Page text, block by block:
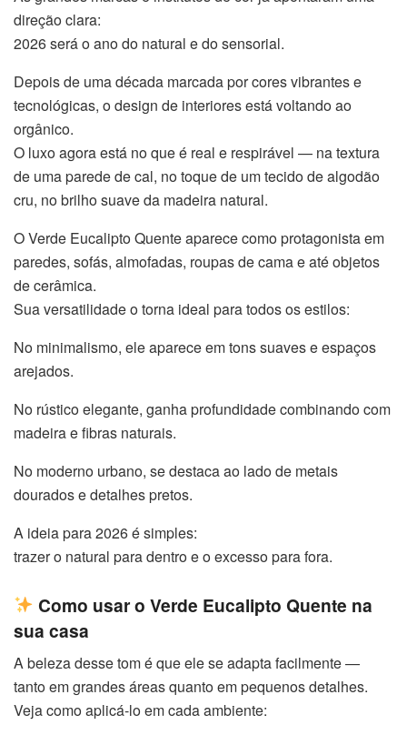
direção clara:
2026 será o ano do natural e do sensorial.
Depois de uma década marcada por cores vibrantes e
tecnológicas, o design de interiores está voltando ao
orgânico.
O luxo agora está no que é real e respirável — na textura
de uma parede de cal, no toque de um tecido de algodão
cru, no brilho suave da madeira natural.
O Verde Eucalipto Quente aparece como protagonista em
paredes, sofás, almofadas, roupas de cama e até objetos
de cerâmica.
Sua versatilidade o torna ideal para todos os estilos:
No minimalismo, ele aparece em tons suaves e espaços
arejados.
No rústico elegante, ganha profundidade combinando com
madeira e fibras naturais.
No moderno urbano, se destaca ao lado de metais
dourados e detalhes pretos.
A ideia para 2026 é simples:
trazer o natural para dentro e o excesso para fora.
Como usar o Verde Eucalipto Quente na
sua casa
A beleza desse tom é que ele se adapta facilmente —
tanto em grandes áreas quanto em pequenos detalhes.
Veja como aplicá-lo em cada ambiente: